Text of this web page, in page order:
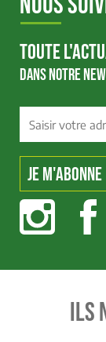
TOUTE
DANS NOTRE
ILS